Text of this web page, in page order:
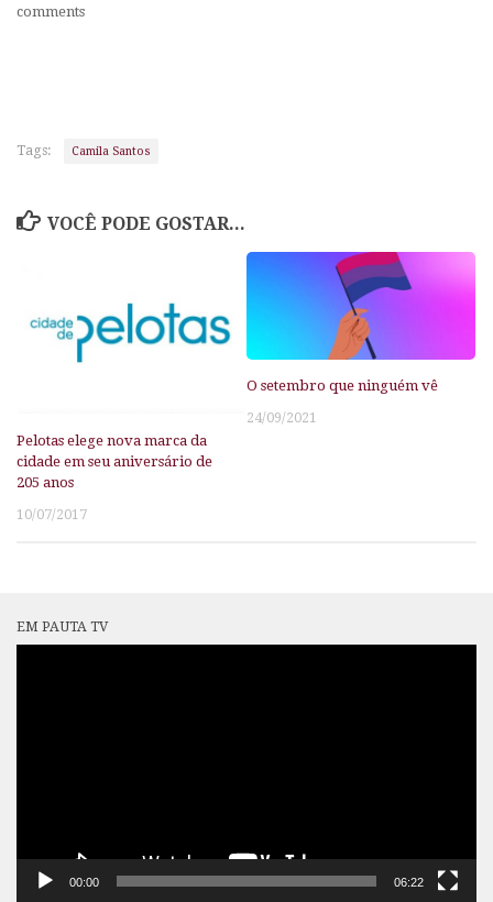
comments
Tags: Camila Santos
VOCÊ PODE GOSTAR...
Pelotas elege nova marca da
cidade em seu aniversário de
205 anos
10/07/2017
O setembro que ninguém vê
24/09/2021
EM PAUTA TV
00:00 06:22